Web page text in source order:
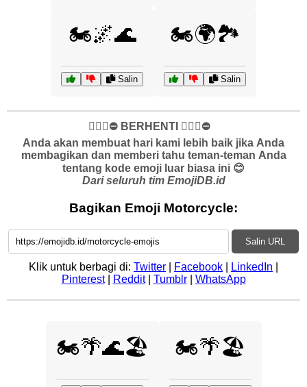
🏍️🌌🌊
Salin
🏍️🌍🏞️
Salin
✋🏻🛑⛔️ BERHENTI ✋🏻🛑⛔️
Anda akan membuat hari kami lebih baik jika Anda
membagikan dan memberi tahu teman-teman Anda
tentang kode emoji luar biasa ini 😊
Dari seluruh tim EmojiDB.id
Bagikan Emoji Motorcycle:
Salin URL
Klik untuk berbagi di: Twitter Facebook LinkedIn
Pinterest| Reddit| Tumblr| WhatsApp
🏍️🌴🌊🏖️ 🏍️🌴🏖️